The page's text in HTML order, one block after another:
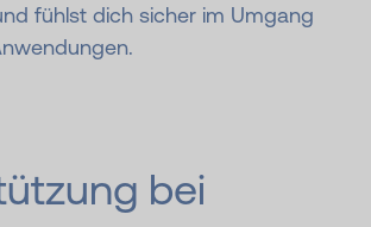
fühlst dich sicher im Umgang
bei